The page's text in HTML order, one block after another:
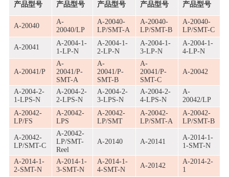
产品型号 产品型号 产品型号 产品型号 产品型号
A-20040
A-
20040/LP
A-20040-
LP/SMT-A
A-20040-
LP/SMT-B
A-20040-
LP/SMT-C
A-20041
A-2004-1-
1-LP-N
A-2004-1-
2-LP-N
A-2004-1-
3-LP-N
A-2004-1-
4-LP-N
A-20041/P
A-
20041/P-
SMT-A
A-
20041/P-
SMT-B
A-
20041/P-
SMT-C
A-20042
A-2004-2-
1-LPS-N
A-2004-2-
2-LPS-N
A-2004-2-
3-LPS-N
A-2004-2-
4-LPS-N
A-
20042/LP
A-20042-
LP/FS
A-20042-
LPS
A-20042-
LP/SMT
A-20042-
LP/SMT-A
A-20042-
LP/SMT-B
A-20042-
LP/SMT-C
A-20042-
LP/SMT-
Reel
A-20140 A-20141
A-2014-1-
1-SMT-N
A-2014-1-
2-SMT-N
A-2014-1-
3-SMT-N
A-2014-1-
4-SMT-N
A-20142
A-2014-2-
1